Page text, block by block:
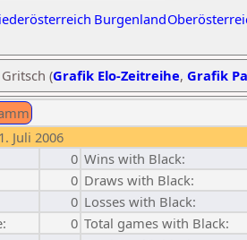
Burgenland
(Grafik Elo-Zeitreihe, Grafik
Juli 2006
0 Wins with Black:
0 Draws with Black:
0 Losses with Black:
0 Total games with Black: